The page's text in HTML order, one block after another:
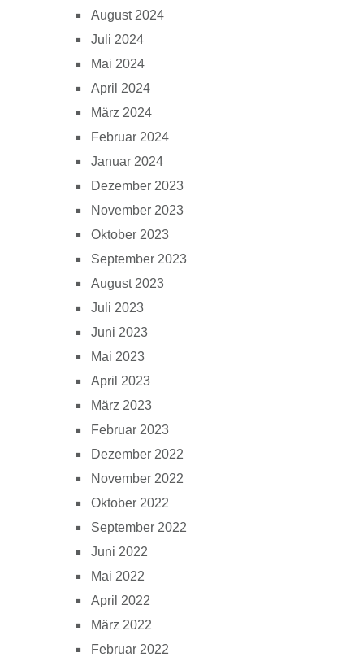
August 2024
Juli 2024
Mai 2024
April 2024
März 2024
Februar 2024
Januar 2024
Dezember 2023
November 2023
Oktober 2023
September 2023
August 2023
Juli 2023
Juni 2023
Mai 2023
April 2023
März 2023
Februar 2023
Dezember 2022
November 2022
Oktober 2022
September 2022
Juni 2022
Mai 2022
April 2022
März 2022
Februar 2022